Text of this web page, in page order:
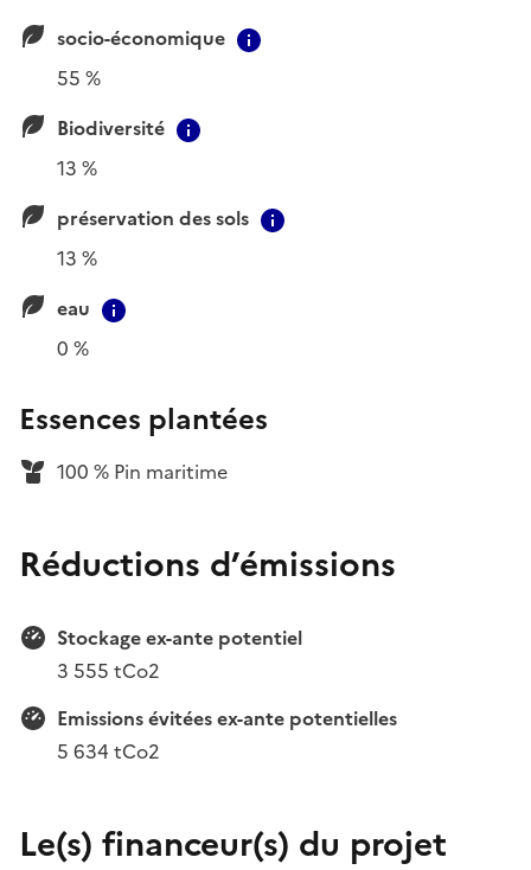
socio-économique
55 %
Biodiversité
13 %
préservation des sols
13 %
eau
0 %
Essences plantées
100 % Pin maritime
Réductions d’émissions
Stockage ex-ante potentiel
3 555 tCo2
Emissions évitées ex-ante potentielles
5 634 tCo2
Le(s) financeur(s) du projet